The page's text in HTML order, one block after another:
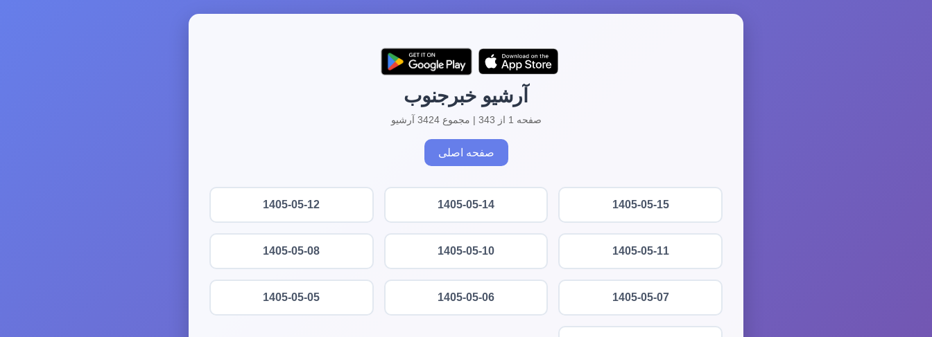
آرشیو خبرجنوب
صفحه 1 از 343 | مجموع 3424 آرشیو
صفحه اصلی
1405-05-15
1405-05-14
1405-05-12
1405-05-11
1405-05-10
1405-05-08
1405-05-07
1405-05-06
1405-05-05